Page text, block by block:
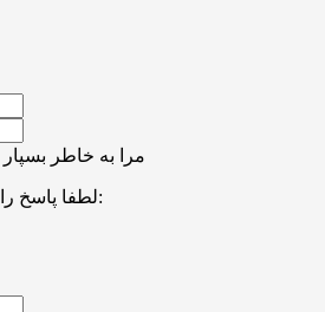
مرا به خاطر بسپار
لطفا پاسخ را به عدد انگلیسی وارد کنید: